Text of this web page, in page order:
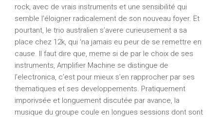
rock, avec de vrais instruments et une sensibilité qui
semble l’éloigner radicalement de son nouveau foyer. Et
pourtant, le trio australien s’avere curieusement a sa
place chez 12k, qui ‘na jamais eu peur de se remettre en
cause. Il faut dire que, meme si de par le choix de ses
instruments, Amplifier Machine se distingue de
l’electronica, c’est pour mieux s’en rapprocher par ses
thematiques et ses developpements. Pratiquement
imporivsée et longuement discutée par avance, la
musique du groupe coule en longues sessions dont sont